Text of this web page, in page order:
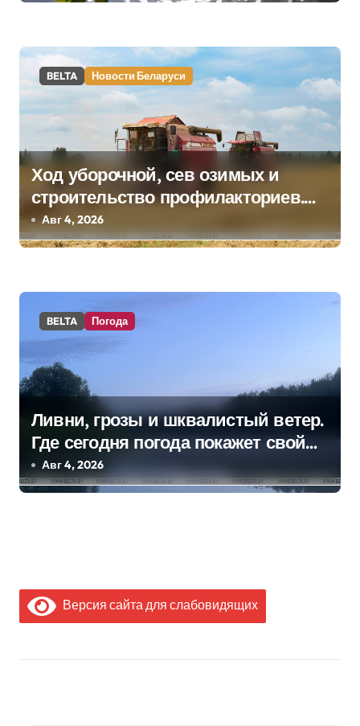
а
п
и
с
я
м
BELTA Новости Беларуси
Ход уборочной, сев озимых и
строительство профилакториев.
Лукашенко заслушал доклад главы
Минсельхозпрода
Авг 4, 2026
BELTA Погода
Ливни, грозы и шквалистый ветер.
Где сегодня погода покажет свой
характер
Авг 4, 2026
Версия сайта для слабовидящих